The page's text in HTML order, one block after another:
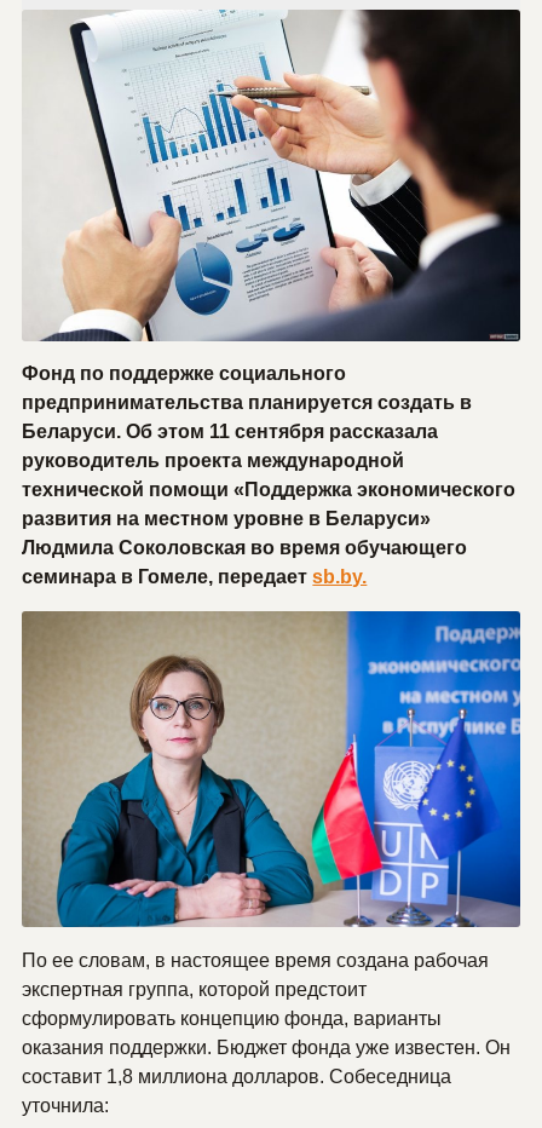
Фонд по поддержке социального
предпринимательства планируется создать в
Беларуси. Об этом 11 сентября рассказала
руководитель проекта международной
технической помощи «Поддержка экономического
развития на местном уровне в Беларуси»
Людмила Соколовская во время обучающего
семинара в Гомеле, передаетsb.by.
По ее словам, в настоящее время создана рабочая
экспертная группа, которой предстоит
сформулировать концепцию фонда, варианты
оказания поддержки. Бюджет фонда уже известен. Он
составит 1,8 миллиона долларов. Собеседница
уточнила: